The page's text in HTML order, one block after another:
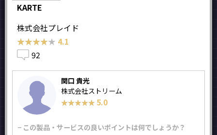
KARTE
株式会社プレイド
★★★★★
★★★★★ 4.1
92
関口 貴光
株式会社ストリーム
★★★★★
★★★★★ 5.0
− この製品・サービスの良いポイントは何でしょうか？